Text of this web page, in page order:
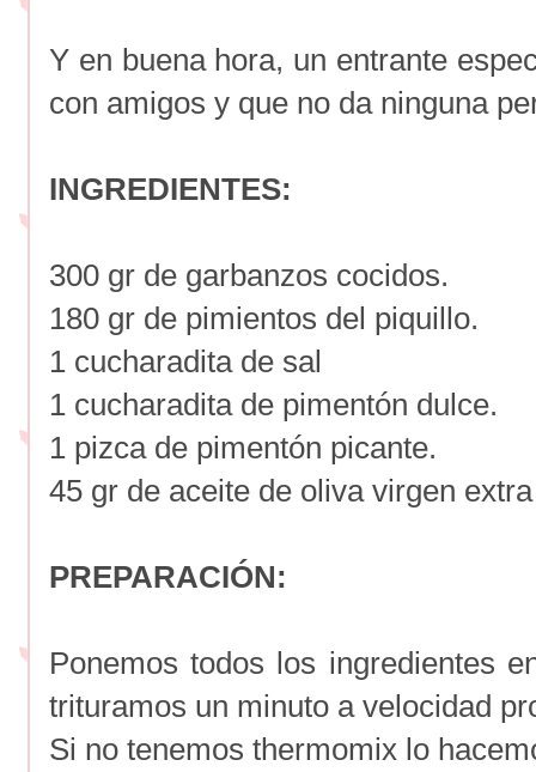
Y en buena hora, un entrante
con amigos y que no da ninguna
INGREDIENTES:
300 gr de garbanzos cocidos.
180 gr de pimientos del piquillo.
1 cucharadita de sal
1 cucharadita de pimentón dulce.
1 pizca de pimentón picante.
45 gr de aceite de oliva virgen extra
PREPARACIÓN:
Ponemos todos los ingredientes
trituramos un minuto a velocidad
Si no tenemos thermomix lo